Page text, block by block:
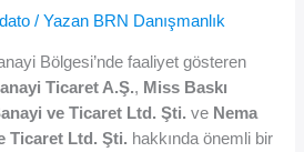
/ Yazan BRN Danışmanlık
Bölgesi’nde faaliyet gösteren
Ticaret A.Ş., Miss Baskı
ve Ticaret Ltd. Şti. ve Nema
Ticaret Ltd. Şti. hakkında önemli bir